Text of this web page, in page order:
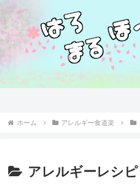
ホーム アレルギー食道楽
アレルギーレシピ